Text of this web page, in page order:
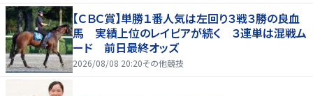
【ＣＢＣ賞】単勝１番人気は左回り３戦３勝の良血
馬 実績上位のレイピアが続く ３連単は混戦ム
ード 前日最終オッズ
2026/08/08 20:20その他競技